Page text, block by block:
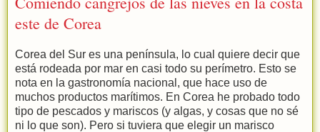
este de Corea
Corea del Sur es una península, lo cual quiere decir que
está rodeada por mar en casi todo su perímetro. Esto se
nota en la gastronomía nacional, que hace uso de
muchos productos marítimos. En Corea he probado todo
tipo de pescados y mariscos (y algas, y cosas que no sé
ni lo que son). Pero si tuviera que elegir un marisco